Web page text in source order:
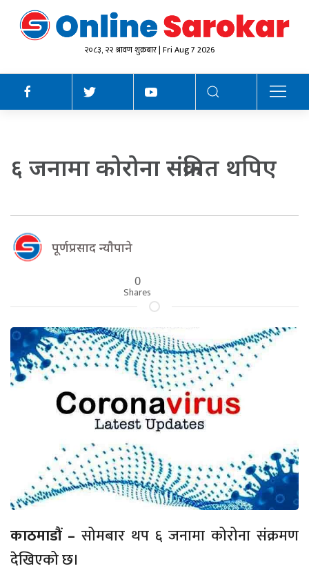
२०८३, २२ श्रावण शुक्रबार | Fri Aug 7 2026
६ जनामा कोरोना संक्रमित थपिए
पूर्णप्रसाद न्याैपाने
0
Shares
काठमाडौं – सोमबार थप ६ जनामा कोरोना संक्रमण
देखिएको छ।